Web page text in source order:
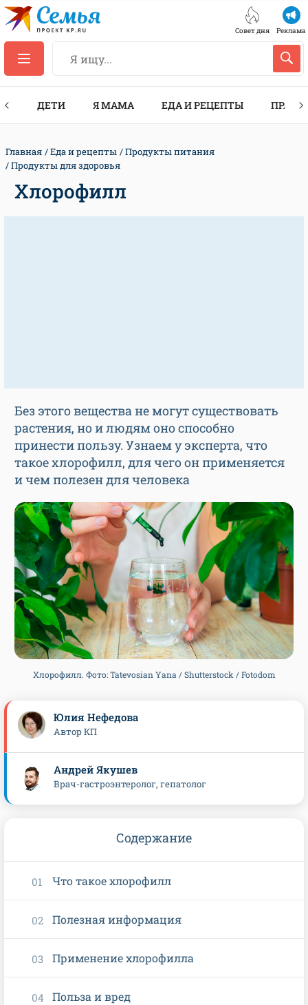
Совет дня Реклама
ДЕТИ Я МАМА ЕДА И РЕЦЕПТЫ
Главная Еда и рецепты
Продукты питания
Продукты для здоровья
Хлорофилл
Без этого вещества не могут существовать
растения, но и людям оно способно
принести пользу. Узнаем у эксперта, что
такое хлорофилл, для чего он применяется
и чем полезен для человека
Хлорофилл. Фото: Tatevosian Yana / Shutterstock / Fotodom
Юлия Нефедова
Автор КП
Андрей Якушев
Врач-гастроэнтеролог, гепатолог
Содержание
Что такое хлорофилл
Полезная информация
Применение хлорофилла
Польза и вред